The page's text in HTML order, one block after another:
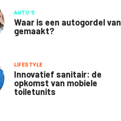
AUTO'S
Waar is een autogordel van
gemaakt?
LIFESTYLE
Innovatief sanitair: de
opkomst van mobiele
toiletunits